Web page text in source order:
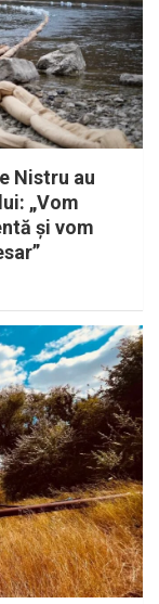
Nistru au
„Vom
și vom